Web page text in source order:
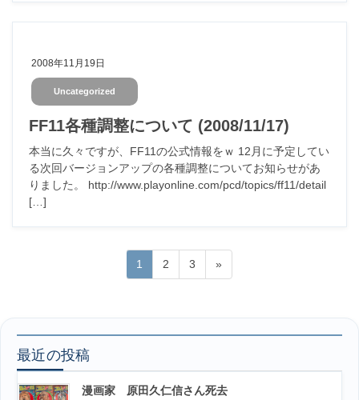
2008年11月19日
Uncategorized
FF11各種調整について (2008/11/17)
本当に久々ですが、FF11の公式情報をｗ 12月に予定してい
る次回バージョンアップの各種調整についてお知らせがあ
りました。 http://www.playonline.com/pcd/topics/ff11/detail
[…]
ペ
ー
ジ
固
定
ー
ジ
1
固
定
ー
ジ
2
固
定
ー
ジ
3 »
最近の投稿
漫画家 原田久仁信さん死去